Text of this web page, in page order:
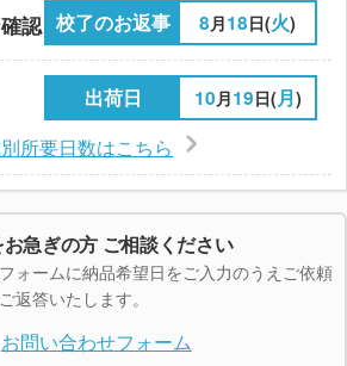
認 校了のお返事 8月18日(火)
出荷日 10月19日(月)
所要日数はこちら
急ぎの方 ご相談ください
ォームに納品希望日をご入力のうえご依頼
返答いたします。
お問い合わせフォーム